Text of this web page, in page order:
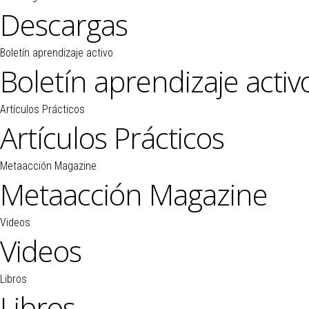
Descargas
Boletín aprendizaje activo
Boletín aprendizaje
Artículos Prácticos
Artículos Prácticos
Metaacción Magazine
Metaacción Magazine
Videos
Videos
Libros